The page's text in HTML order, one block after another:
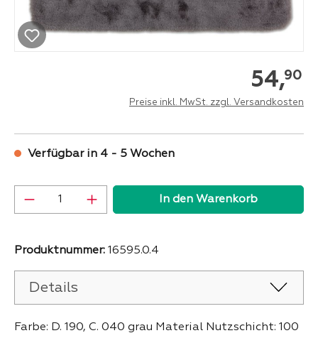
54,90
Preise inkl. MwSt. zzgl. Versandkosten
Verfügbar in 4 - 5 Wochen
Produkt Anzahl: Gib den gewünschten
In den Warenkorb
Produktnummer: 16595.0.4
Details
Farbe: D. 190, C. 040 grau Material Nutzschicht: 100